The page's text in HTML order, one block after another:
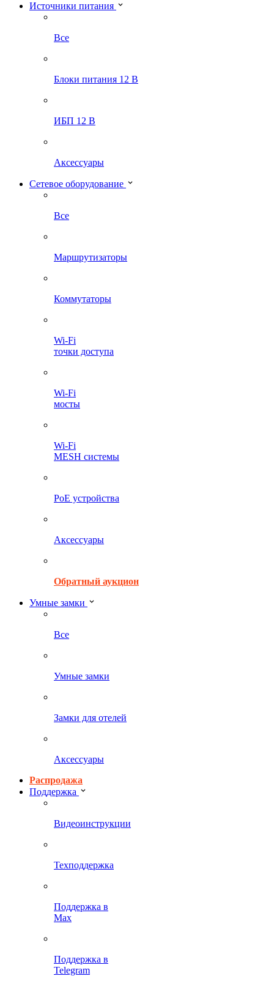
Источники питания
Все
Блоки питания 12 В
ИБП 12 В
Аксессуары
Сетевое оборудование
Все
Маршрутизаторы
Коммутаторы
Wi-Fi
точки доступа
Wi-Fi
мосты
Wi-Fi
MESH системы
PoE устройства
Аксессуары
Обратный аукцион
Умные замки
Все
Умные замки
Замки для отелей
Аксессуары
Распродажа
Поддержка
Видеоинструкции
Техподдержка
Поддержка в
Max
Поддержка в
Telegram